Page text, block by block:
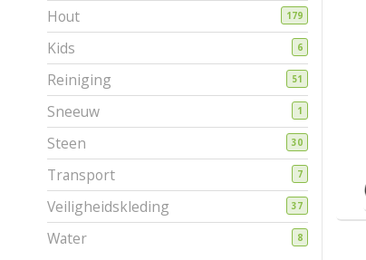
Hout 179
Kids 6
Reiniging 51
Sneeuw 1
Steen 30
Transport 7
Veiligheidskleding 37
Water 8